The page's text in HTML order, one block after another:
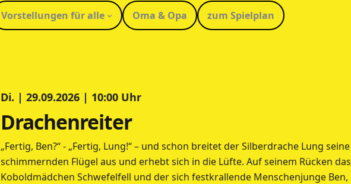
Vorstellungen für alle Oma & Opa zum Spielplan
Di. | 29.09.2026 | 10:00 Uhr
Drachenreiter
„Fertig, Ben?“ - „Fertig, Lung!“ – und schon breitet der Silberdrache Lung seine
schimmernden Flügel aus und erhebt sich in die Lüfte. Auf seinem Rücken das
Koboldmädchen Schwefelfell und der sich festkrallende Menschenjunge Ben,